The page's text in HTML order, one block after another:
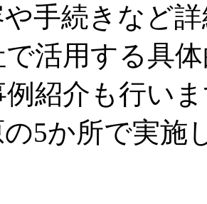
手続きなど
で活用する具
紹介も行い
5か所で実施